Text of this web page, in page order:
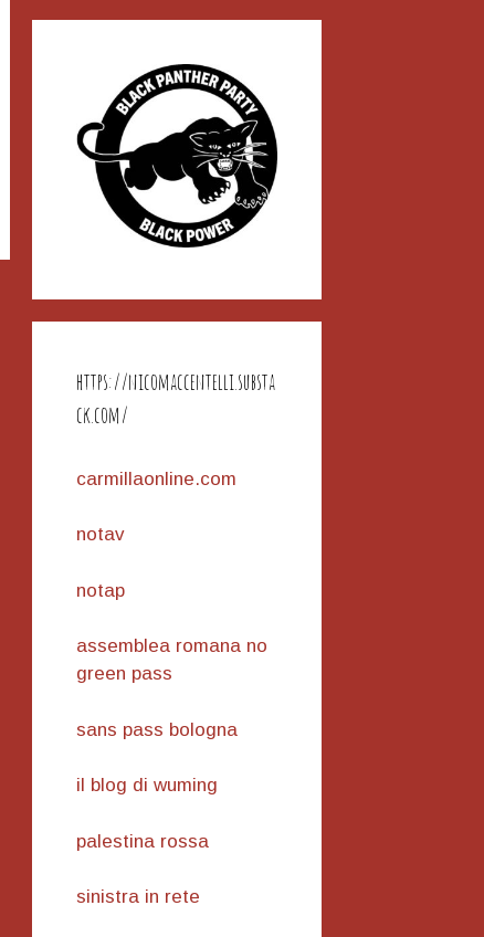
https://nicomaccentelli.substa
ck.com/
carmillaonline.com
notav
notap
assemblea romana no
green pass
sans pass bologna
il blog di wuming
palestina rossa
sinistra in rete